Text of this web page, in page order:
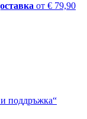
от € 79,90
поддръжка“